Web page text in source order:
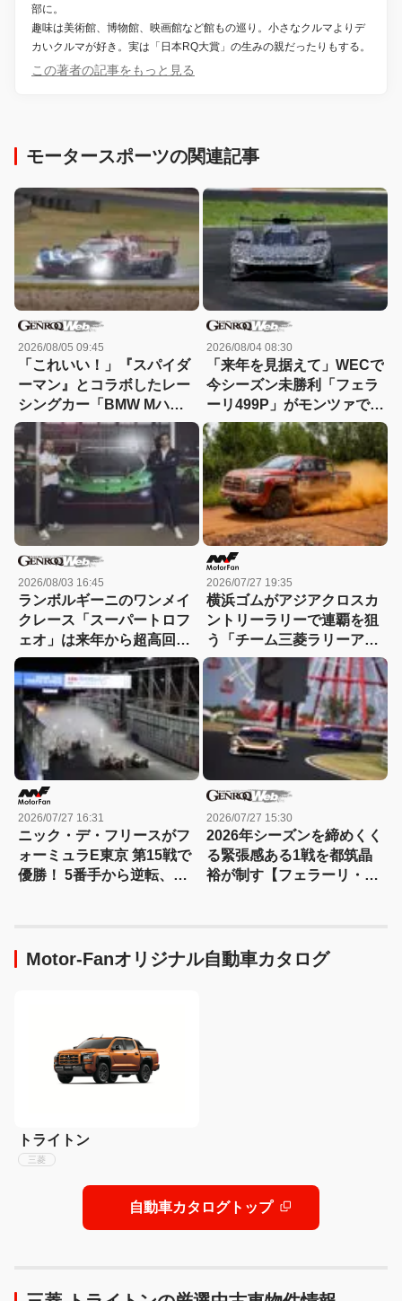
部に。
趣味は美術館、博物館、映画館など館もの巡り。小さなクルマよりデ
カいクルマが好き。実は「日本RQ大賞」の生みの親だったりもする。
この著者の記事をもっと見る
モータースポーツの関連記事
2026/08/05 09:45
「これいい！」『スパイダ
ーマン』とコラボしたレー
シングカー「BMW Mハイ
ブリッドV8」が登場【動
画】
2026/08/04 08:30
「来年を見据えて」WECで
今シーズン未勝利「フェラ
ーリ499P」がモンツァで改
良型のテストを実施
2026/08/03 16:45
ランボルギーニのワンメイ
クレース「スーパートロフ
ェオ」は来年から超高回転
エンジンの「テメラリオ」
で
2026/07/27 19:35
横浜ゴムがアジアクロスカ
ントリーラリーで連覇を狙
う「チーム三菱ラリーアー
ト」など12チームに「ジオ
ランダー」を供給
2026/07/27 16:31
ニック・デ・フリースがフ
ォーミュラE東京 第15戦で
優勝！ 5番手から逆転、タ
2026/07/27 15:30
2026年シーズンを締めくく
る緊張感ある1戦を都筑晶
裕が制す【フェラーリ・チ
Motor-Fanオリジナル自動車カタログ
トライトン
三菱
自動車カタログトップ